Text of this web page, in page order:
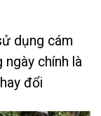
dụng cám
chính là
đổi